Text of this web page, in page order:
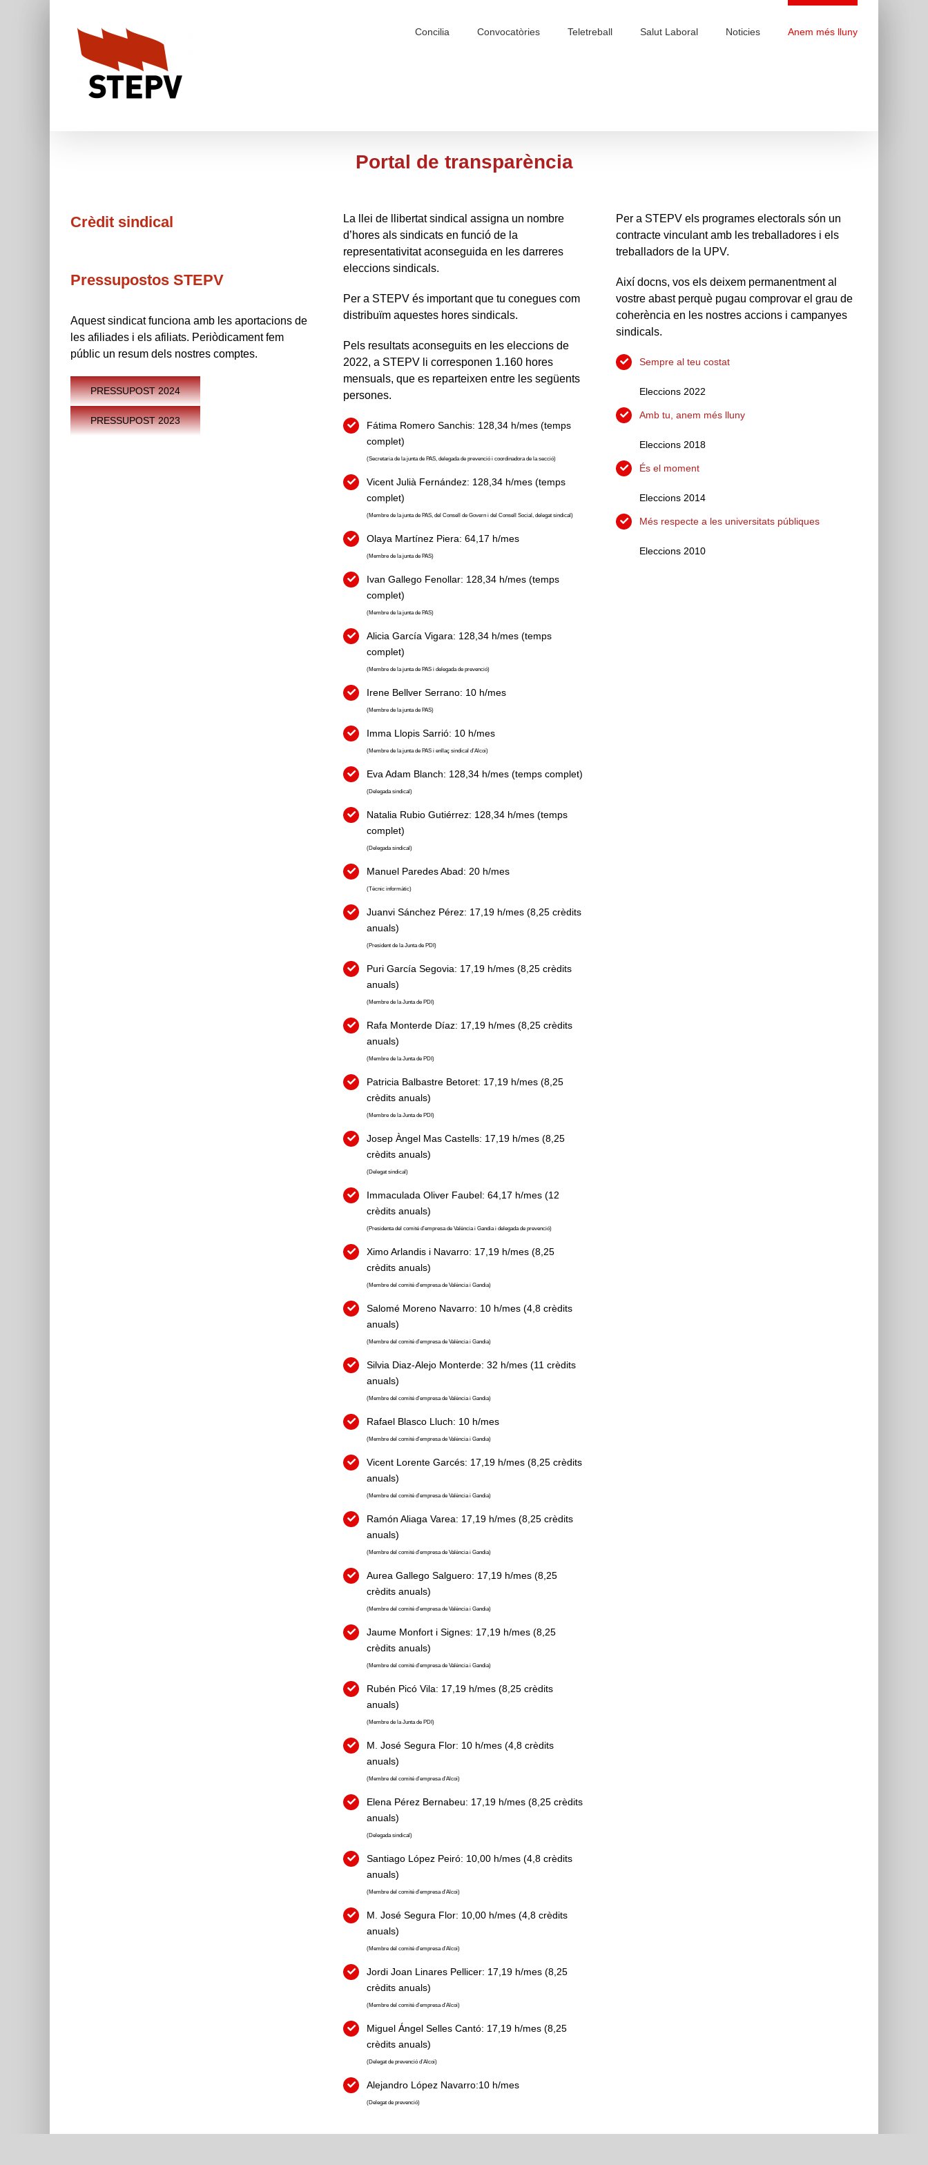
Concilia Convocatòries Teletreball Salut Laboral Noticies Anem més lluny
Portal de transparència
Crèdit sindical
Pressupostos STEPV
Aquest sindicat funciona amb les aportacions de
les afiliades i els afiliats. Periòdicament fem
públic un resum dels nostres comptes.
PRESSUPOST 2024
PRESSUPOST 2023
La llei de llibertat sindical assigna un nombre
d’hores als sindicats en funció de la
representativitat aconseguida en les darreres
eleccions sindicals.
Per a STEPV és important que tu conegues com
distribuïm aquestes hores sindicals.
Pels resultats aconseguits en les eleccions de
2022, a STEPV li corresponen 1.160 hores
mensuals, que es reparteixen entre les següents
persones.
Fátima Romero Sanchis: 128,34 h/mes (temps
complet)
(Secretaria de la junta de PAS, delegada de prevenció i coordinadora de la secció)
Vicent Julià Fernández: 128,34 h/mes (temps
complet)
(Membre de la junta de PAS, del Consell de Govern i del Consell Social, delegat sindical)
Olaya Martínez Piera: 64,17 h/mes
(Membre de la junta de PAS)
Ivan Gallego Fenollar: 128,34 h/mes (temps
complet)
(Membre de la junta de PAS)
Alicia García Vigara: 128,34 h/mes (temps
complet)
(Membre de la junta de PAS i delegada de prevenció)
Irene Bellver Serrano: 10 h/mes
(Membre de la junta de PAS)
Imma Llopis Sarrió: 10 h/mes
(Membre de la junta de PAS i enllaç sindical d’Alcoi)
Eva Adam Blanch: 128,34 h/mes (temps complet)
(Delegada sindical)
Natalia Rubio Gutiérrez: 128,34 h/mes (temps
complet)
(Delegada sindical)
Manuel Paredes Abad: 20 h/mes
(Tècnic informàtic)
Juanvi Sánchez Pérez: 17,19 h/mes (8,25 crèdits
anuals)
(President de la Junta de PDI)
Puri García Segovia: 17,19 h/mes (8,25 crèdits
anuals)
(Membre de la Junta de PDI)
Rafa Monterde Díaz: 17,19 h/mes (8,25 crèdits
anuals)
(Membre de la Junta de PDI)
Patricia Balbastre Betoret: 17,19 h/mes (8,25
crèdits anuals)
(Membre de la Junta de PDI)
Josep Àngel Mas Castells: 17,19 h/mes (8,25
crèdits anuals)
(Delegat sindical)
Immaculada Oliver Faubel: 64,17 h/mes (12
crèdits anuals)
(Presidenta del comité d’empresa de València i Gandia i delegada de prevenció)
Ximo Arlandis i Navarro: 17,19 h/mes (8,25
crèdits anuals)
(Membre del comité d’empresa de València i Gandia)
Salomé Moreno Navarro: 10 h/mes (4,8 crèdits
anuals)
(Membre del comité d’empresa de València i Gandia)
Silvia Diaz-Alejo Monterde: 32 h/mes (11 crèdits
anuals)
(Membre del comité d’empresa de València i Gandia)
Rafael Blasco Lluch: 10 h/mes
(Membre del comité d’empresa de València i Gandia)
Vicent Lorente Garcés: 17,19 h/mes (8,25 crèdits
anuals)
(Membre del comité d’empresa de València i Gandia)
Ramón Aliaga Varea: 17,19 h/mes (8,25 crèdits
anuals)
(Membre del comité d’empresa de València i Gandia)
Aurea Gallego Salguero: 17,19 h/mes (8,25
crèdits anuals)
(Membre del comité d’empresa de València i Gandia)
Jaume Monfort i Signes: 17,19 h/mes (8,25
crèdits anuals)
(Membre del comité d’empresa de València i Gandia)
Rubén Picó Vila: 17,19 h/mes (8,25 crèdits
anuals)
(Membre de la Junta de PDI)
M. José Segura Flor: 10 h/mes (4,8 crèdits
anuals)
(Membre del comité d’empresa d’Alcoi)
Elena Pérez Bernabeu: 17,19 h/mes (8,25 crèdits
anuals)
(Delegada sindical)
Santiago López Peiró: 10,00 h/mes (4,8 crèdits
anuals)
(Membre del comité d’empresa d’Alcoi)
M. José Segura Flor: 10,00 h/mes (4,8 crèdits
anuals)
(Membre del comité d’empresa d’Alcoi)
Jordi Joan Linares Pellicer: 17,19 h/mes (8,25
crèdits anuals)
(Membre del comité d’empresa d’Alcoi)
Miguel Ángel Selles Cantó: 17,19 h/mes (8,25
crèdits anuals)
(Delegat de prevenció d’Alcoi)
Alejandro López Navarro:10 h/mes
(Delegat de prevenció)
Per a STEPV els programes electorals són un
contracte vinculant amb les treballadores i els
treballadors de la UPV.
Així docns, vos els deixem permanentment al
vostre abast perquè pugau comprovar el grau de
coherència en les nostres accions i campanyes
sindicals.
Sempre al teu costat
Eleccions 2022
Amb tu, anem més lluny
Eleccions 2018
És el moment
Eleccions 2014
Més respecte a les universitats públiques
Eleccions 2010